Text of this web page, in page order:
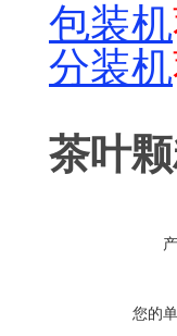
包装机
分装机
茶叶
您的